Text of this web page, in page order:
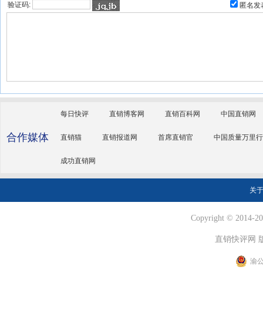
验证码:
匿名发
合作媒体
每日快评 直销博客网 直销百科网 中国直销网
直销猫 直销报道网 首席直销官 中国质量万里行
成功直销网
关
Copyright © 2014-
直销快评网
渝